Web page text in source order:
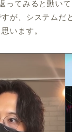
ってみると動い
が、システムだ
います。